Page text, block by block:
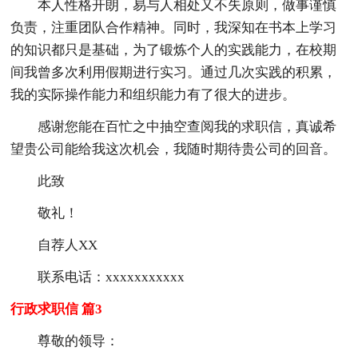
本人性格开朗，易与人相处又不失原则，做事谨慎
负责，注重团队合作精神。同时，我深知在书本上学习
的知识都只是基础，为了锻炼个人的实践能力，在校期
间我曾多次利用假期进行实习。通过几次实践的积累，
我的实际操作能力和组织能力有了很大的进步。
感谢您能在百忙之中抽空查阅我的求职信，真诚希
望贵公司能给我这次机会，我随时期待贵公司的回音。
此致
敬礼！
自荐人XX
联系电话：xxxxxxxxxxx
行政求职信 篇3
尊敬的领导：